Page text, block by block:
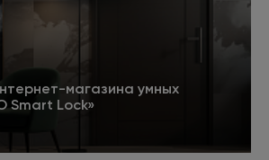
магазина умных
Smart Lock»